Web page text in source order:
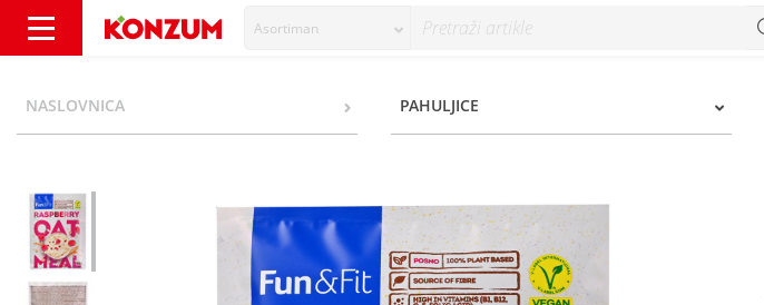
Asortiman
NASLOVNICA PAHULJICE